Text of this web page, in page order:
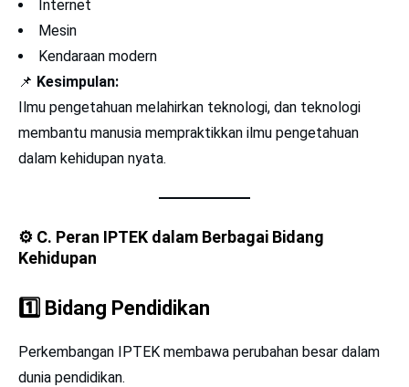
Internet
Mesin
Kendaraan modern
📌 Kesimpulan:
Ilmu pengetahuan melahirkan teknologi, dan teknologi
membantu manusia mempraktikkan ilmu pengetahuan
dalam kehidupan nyata.
⚙️ C. Peran IPTEK dalam Berbagai Bidang
Kehidupan
1️⃣ Bidang Pendidikan
Perkembangan IPTEK membawa perubahan besar dalam
dunia pendidikan.